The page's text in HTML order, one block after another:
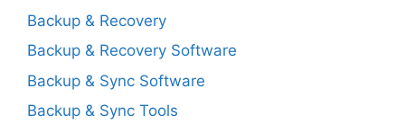
Backup & Recovery
Backup & Recovery Software
Backup & Sync Software
Backup & Sync Tools